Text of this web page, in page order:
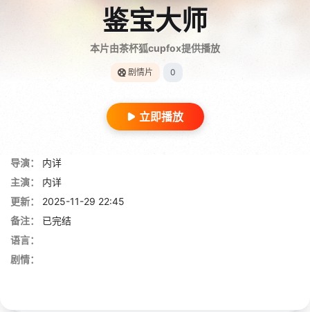
鉴宝大师
本片由茶杯狐cupfox提供播放
剧情片 0
立即播放
导演：
内详
主演：
内详
更新：
2025-11-29 22:45
备注：
已完结
语言：
剧情：